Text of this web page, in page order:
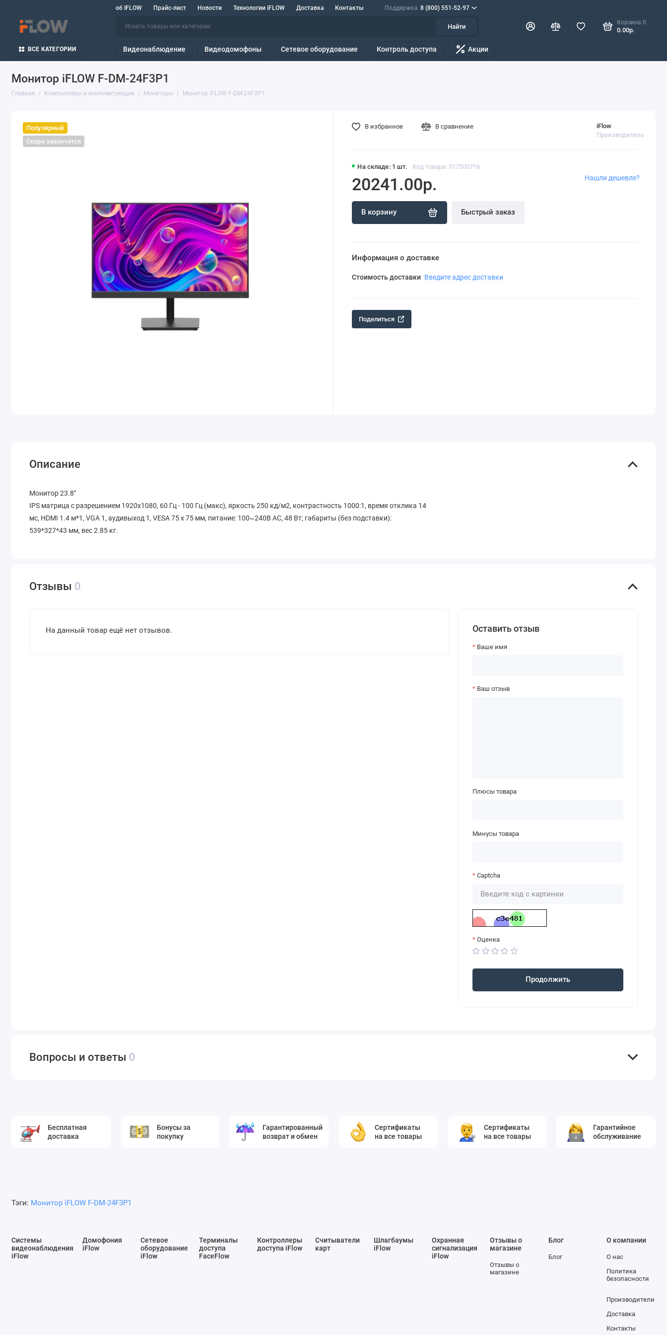
об IFLOW Прайс-лист Новости Технологии iFLOW Доставка Контакты Поддержка 8 (800) 551-52-97
Найти
Корзина 0
0.00р.
ВСЕ КАТЕГОРИИ Видеонаблюдение Видеодомофоны Сетевое оборудование Контроль доступа Акции
Монитор iFLOW F-DM-24F3P1
Главная Компьютеры и комплектующие Мониторы Монитор iFLOW F-DM-24F3P1
Популярный
Скоро закончится
На складе: 1 шт. Код товара: 317500716
iFlow
Производитель
20241.00р.
В корзину Быстрый заказ
Нашли дешевле?
В избранное В сравнение
Информация о доставке
Стоимость доставки Введите адрес доставки
Поделиться
Описание
Монитор 23.8"
IPS матрица с разрешением 1920х1080, 60 Гц - 100 Гц (макс), яркость 250 кд/м2, контрастность 1000:1, время отклика 14
мс, HDMI 1.4 м*1, VGA 1, аудивыход 1, VESA 75 х 75 мм, питание: 100~240В AC, 48 Вт; габариты (без подставки):
539*327*43 мм, вес 2.85 кг.
Отзывы 0
На данный товар ещё нет отзывов. Оставить отзыв
Ваше имя
Ваш отзыв
Плюсы товара
Минусы товара
Captcha
Оценка
Продолжить
Вопросы и ответы 0
Бесплатная
доставка
Бонусы за
покупку
Гарантированный
возврат и обмен
Сертификаты
на все товары
Сертификаты
на все товары
Гарантийное
обслуживание
Тэги: Монитор iFLOW F-DM-24F3P1
Системы
видеонаблюдения
iFlow
Домофония
iFlow
Сетевое
оборудование
iFlow
Терминалы
доступа
FaceFlow
Контроллеры
доступа iFlow
Считыватели
карт
Шлагбаумы
iFlow
Охранная
сигнализация
iFlow
Отзывы о
магазине
Отзывы о
магазине
Блог
Блог
О компании
О нас
Политика
безопасности
Производители
Доставка
Контакты